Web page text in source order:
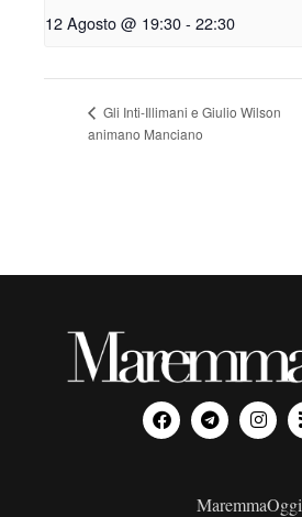
12 Agosto @ 19:30- 22:30
Gli Inti-Illimani e Giulio Wilson
animano Manciano
MaremmaOggi